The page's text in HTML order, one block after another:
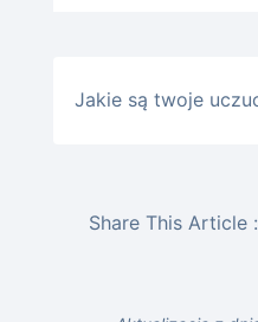
Jakie są twoje
Share This Article :